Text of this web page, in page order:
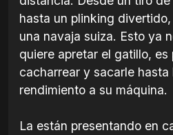
hasta un plinking
una navaja suiza. Esto ya
quiere apretar el gatillo,
cacharrear y sacarle
rendimiento a su máquina.
La están presentando en